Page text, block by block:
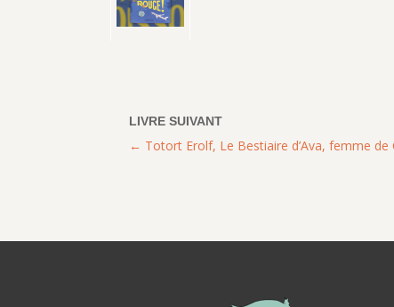
Totort Erolf, Le Bestiaire d’Ava, femme de